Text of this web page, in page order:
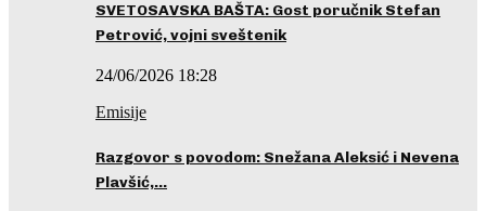
SVETOSAVSKA BAŠTA: Gost poručnik Stefan
Petrović, vojni sveštenik
24/06/2026 18:28
Emisije
Razgovor s povodom: Snežana Aleksić i Nevena
Plavšić,…